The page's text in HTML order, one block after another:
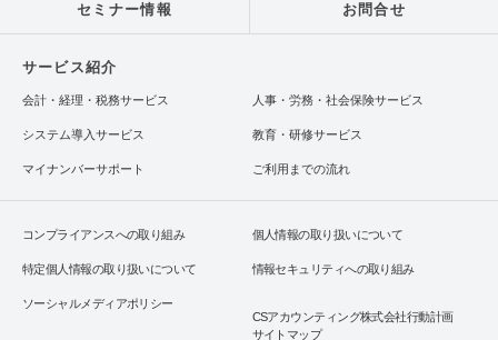
セミナー情報 お問合せ
サービス紹介
会計・経理・税務サービス 人事・労務・社会保険サービス
システム導入サービス 教育・研修サービス
マイナンバーサポート ご利用までの流れ
コンプライアンスへの取り組み 個人情報の取り扱いについて
特定個人情報の取り扱いについて 情報セキュリティへの取り組み
ソーシャルメディアポリシー
CSアカウンティング株式会社行動計画
サイトマップ